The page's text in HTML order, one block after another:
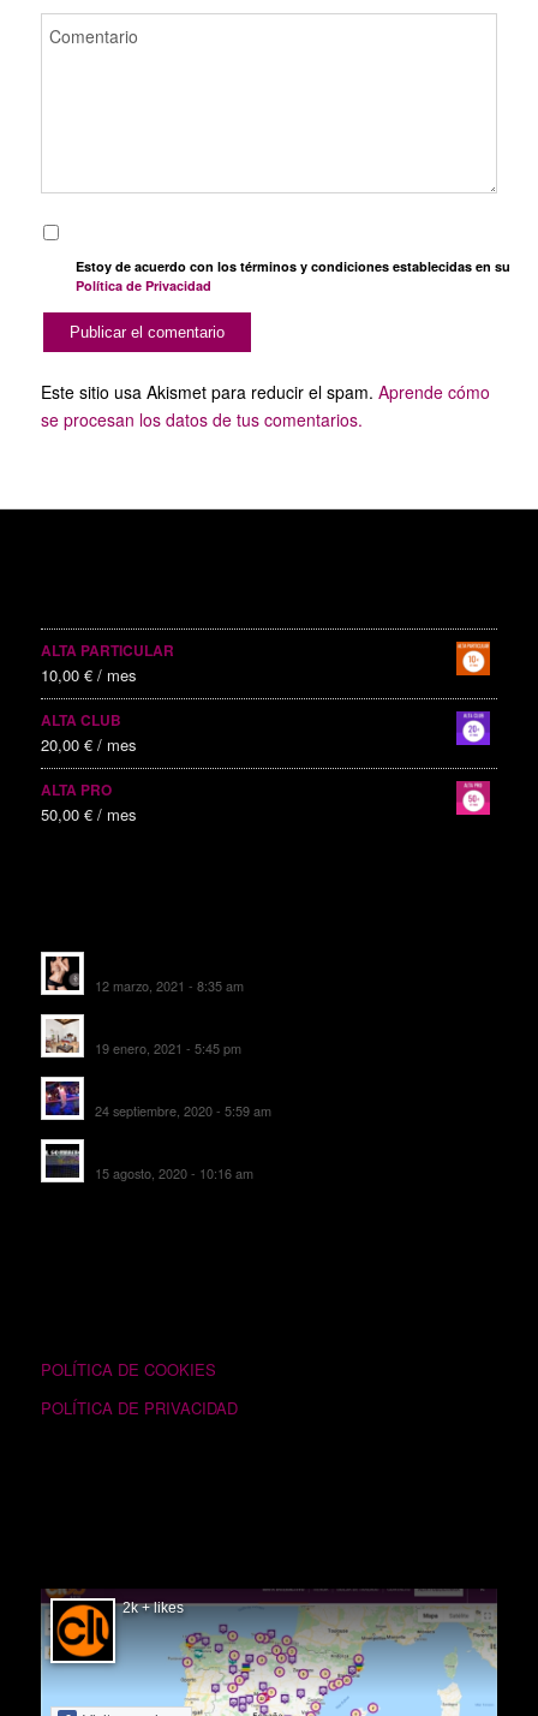
Estoy de acuerdo con los términos y condiciones establecidas en su
Política de Privacidad
Este sitio usa Akismet para reducir el spam. Aprende cómo
se procesan los datos de tus comentarios.
ALTA PARTICULAR
10,00 € / mes
ALTA CLUB
20,00 € / mes
ALTA PRO
50,00 € / mes
12 marzo, 2021 - 8:35 am
19 enero, 2021 - 5:45 pm
24 septiembre, 2020 - 5:59 am
15 agosto, 2020 - 10:16 am
POLÍTICA DE COOKIES
POLÍTICA DE PRIVACIDAD
2k + likes